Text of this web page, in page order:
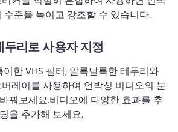
수준을 높이고 강조할 수 있습니다.
두리로 사용자 지정
이한 VHS 필터, 알록달록한 테두리와
레이를 사용하여 언박싱 비디오의 분
꿔보세요.비디오에 다양한 효과를 추
을 추가해 보세요.